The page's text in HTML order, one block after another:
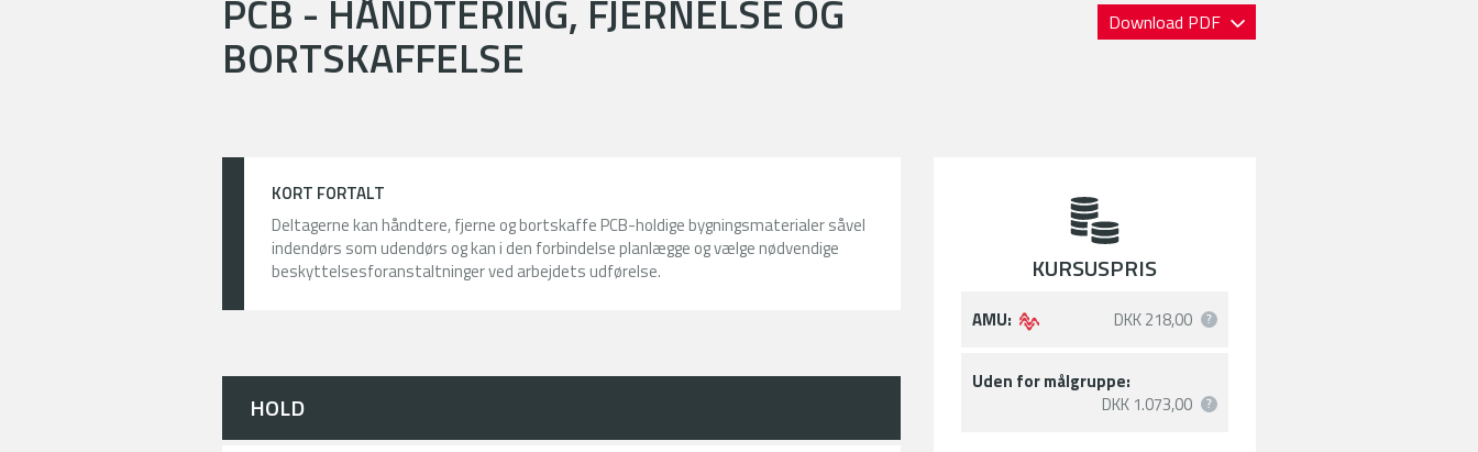
PCB - HÅNDTERING, FJERNELSE OG
BORTSKAFFELSE
Download PDF
KORT FORTALT
Deltagerne kan håndtere, fjerne og bortskaffe PCB-holdige bygningsmaterialer såvel
indendørs som udendørs og kan i den forbindelse planlægge og vælge nødvendige
beskyttelsesforanstaltninger ved arbejdets udførelse.
HOLD
KURSUSPRIS
AMU: DKK 218,00
Uden for målgruppe:
DKK 1.073,00